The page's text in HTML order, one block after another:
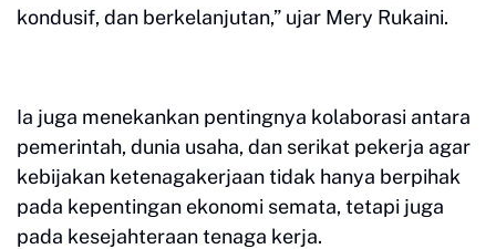
kondusif, dan berkelanjutan,” ujar Mery Rukaini.
Ia juga menekankan pentingnya kolaborasi antara
pemerintah, dunia usaha, dan serikat pekerja agar
kebijakan ketenagakerjaan tidak hanya berpihak
pada kepentingan ekonomi semata, tetapi juga
pada kesejahteraan tenaga kerja.